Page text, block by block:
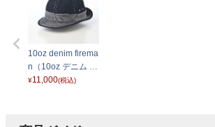
10oz denim firema
n（10oz デニム フ
ァイヤーマン） イ
¥11,000(税込)